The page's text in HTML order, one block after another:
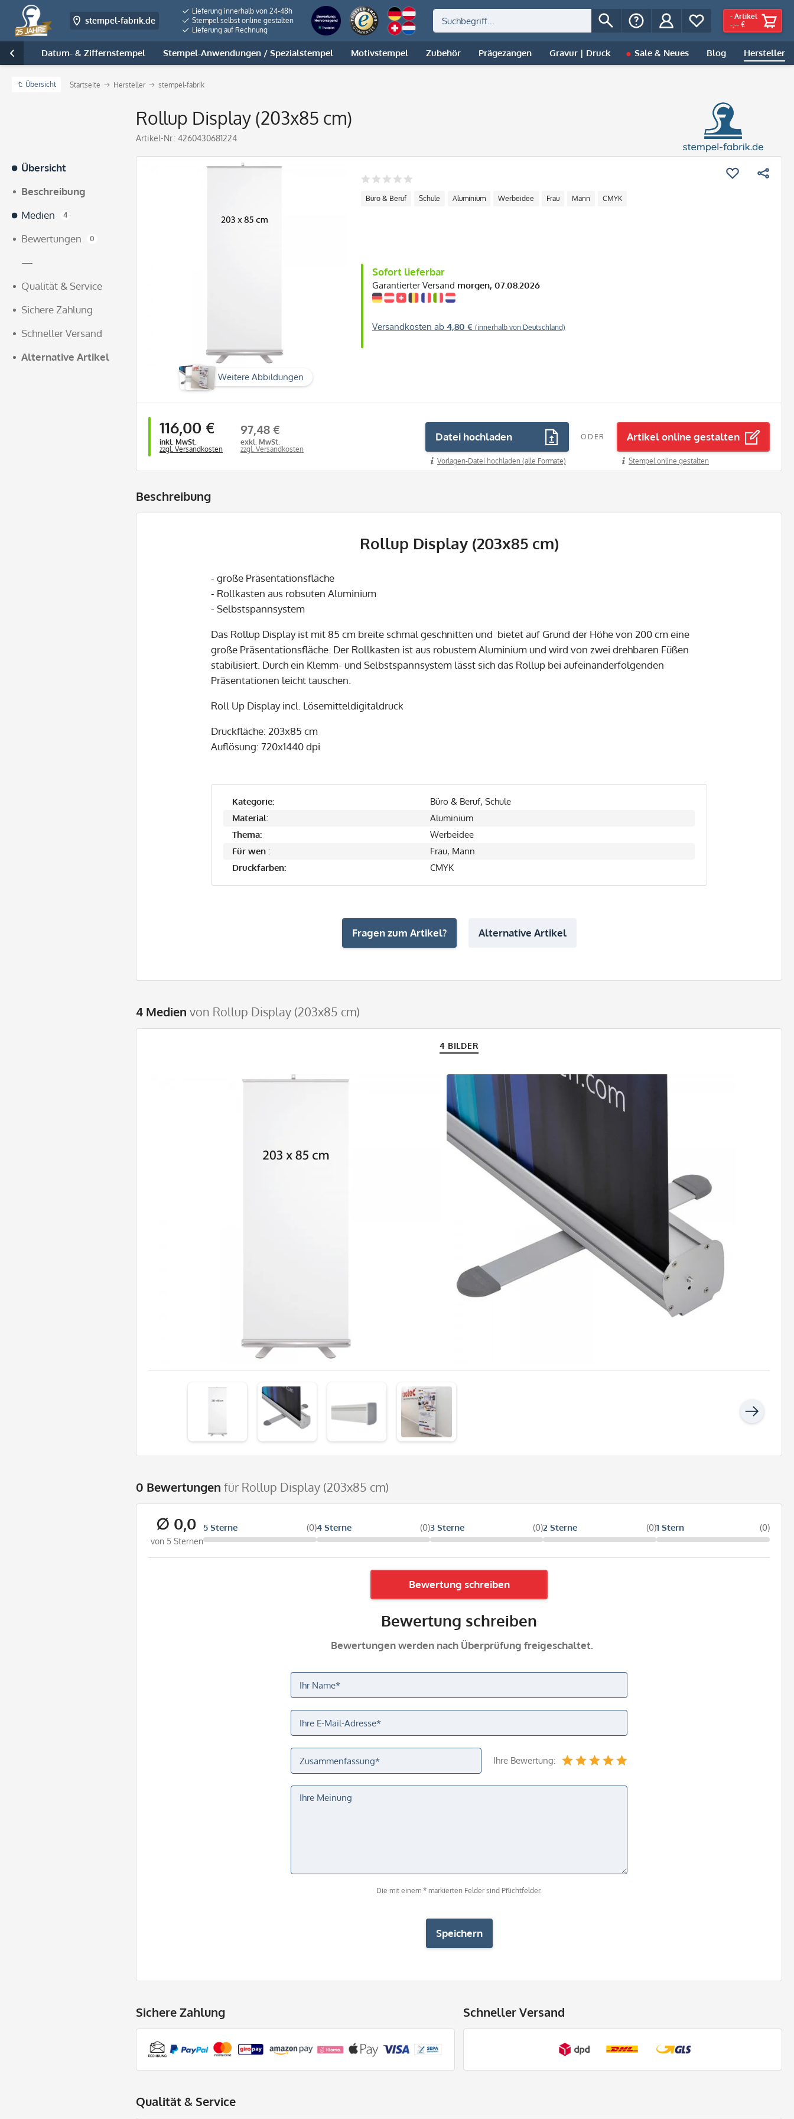
stempel-fabrik.de
Lieferung innerhalb von 24-48h
Stempel selbst online gestalten
Lieferung auf Rechnung
- Artikel
-,-- €
Datum- & Ziffernstempel Stempel-Anwendungen / Spezialstempel Motivstempel Zubehör Prägezangen Gravur | Druck Sale & Neues Blog Hersteller

Übersicht Startseite Hersteller stempel-fabrik
Rollup Display (203x85 cm)
Artikel-Nr.: 4260430681224
Übersicht
Beschreibung
Medien
4
Bewertungen 0
—
Qualität & Service
Sichere Zahlung
Schneller Versand
Alternative Artikel
Weitere Abbildungen
Büro & Beruf Schule Aluminium Werbeidee Frau Mann CMYK
Sofort lieferbar
Garantierter Versand morgen, 07.08.2026
Versandkosten ab 4,80 € (innerhalb von Deutschland)
116,00 €
inkl. MwSt.
zzgl. Versandkosten
97,48 €
exkl. MwSt.
zzgl. Versandkosten
Datei hochladen
Vorlagen-Datei hochladen (alle Formate)
ODER Artikel online gestalten
Stempel online gestalten
Beschreibung
Rollup Display (203x85 cm)
- große Präsentationsfläche
- Rollkasten aus robsuten Aluminium
- Selbstspannsystem
Das Rollup Display ist mit 85 cm breite schmal geschnitten und bietet auf Grund der Höhe von 200 cm eine
große Präsentationsfläche. Der Rollkasten ist aus robustem Aluminium und wird von zwei drehbaren Füßen
stabilisiert. Durch ein Klemm- und Selbstspannsystem lässt sich das Rollup bei aufeinanderfolgenden
Präsentationen leicht tauschen.
Roll Up Display incl. Lösemitteldigitaldruck
Druckfläche: 203x85 cm
Auflösung: 720x1440 dpi
Kategorie:
Büro & Beruf, Schule
Material:
Aluminium
Thema:
Werbeidee
Für wen :
Frau, Mann
Druckfarben:
CMYK
Fragen zum Artikel? Alternative Artikel
4 Medien von Rollup Display (203x85 cm)
4 BILDER
0 Bewertungen für Rollup Display (203x85 cm)
∅ 0,0
von 5 Sternen
5 Sterne (0)4 Sterne (0)3 Sterne (0)2 Sterne (0)1 Stern (0)
Bewertung schreiben
Bewertung schreiben
Bewertungen werden nach Überprüfung freigeschaltet.
Ihre Bewertung:
Die mit einem * markierten Felder sind Pflichtfelder.
Speichern
Sichere Zahlung Schneller Versand
Qualität & Service